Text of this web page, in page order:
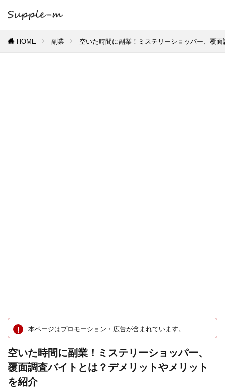
HOME 副業 空いた時間に副業！ミステリーショッパー、覆
本ページはプロモーション・広告が含まれています。
空いた時間に副業！ミステリーショッパー、
覆面調査バイトとは？デメリットやメリット
を紹介